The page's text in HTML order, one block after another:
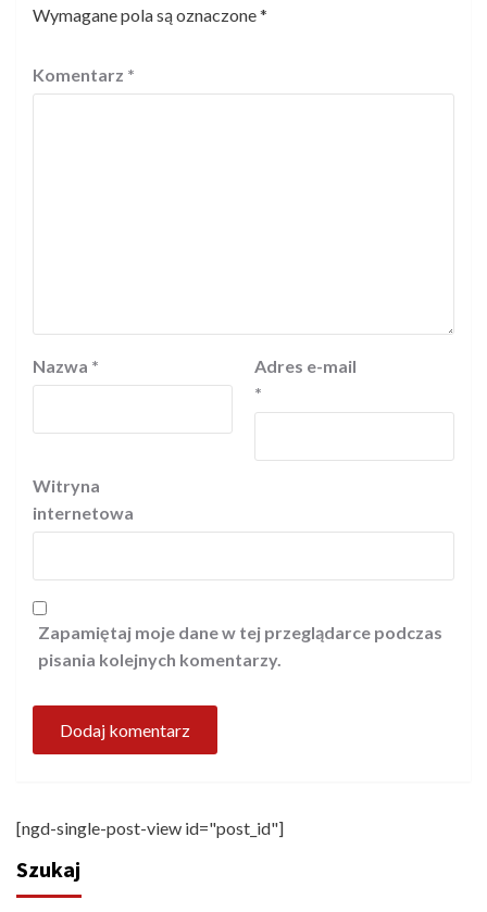
Wymagane pola są oznaczone*
Komentarz *
Nazwa *
Adres e-mail
*
Witryna
internetowa
Zapamiętaj moje dane w tej przeglądarce podczas
pisania kolejnych komentarzy.
[ngd-single-post-view id="post_id"]
Szukaj